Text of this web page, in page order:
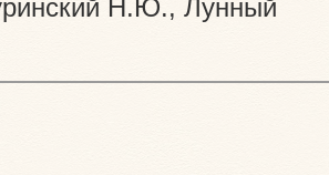
Н.Ю., Лунный